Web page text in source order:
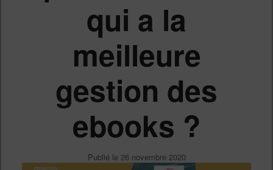
qui a la
meilleure
gestion des
ebooks ?
Publié le 26 novembre 2020